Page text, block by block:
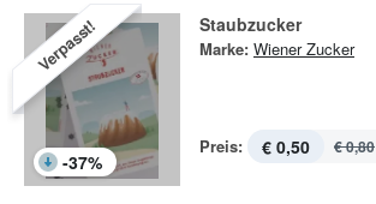
Verpasst!
-37%
Staubzucker
Marke: Wiener Zucker
Preis: € 0,50 € 0,80